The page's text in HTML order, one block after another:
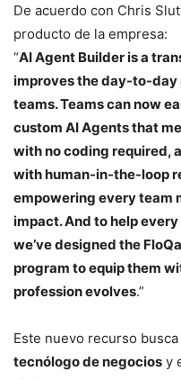
De acuerdo con Chris
producto de la empresa:
“AI Agent Builder is a
improves the day-to-
teams. Teams can now
custom AI Agents that
with no coding required,
with human-in-the-loop
empowering every team
impact. And to help
we’ve designed the
program to equip them
profession evolves.”
Este nuevo recurso
tecnólogo de negocios y